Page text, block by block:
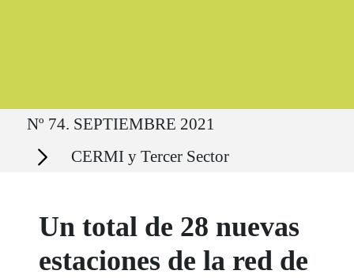
Ruta del sitio
Nº 74. SEPTIEMBRE 2021
Secciones CERMI y Tercer Sector
Un total de 28 nuevas
estaciones de la red de